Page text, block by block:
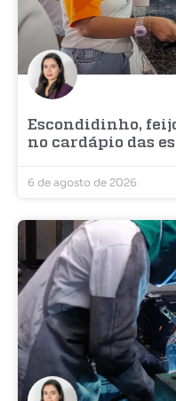
Escondidinho,
no cardápio das
6 de agosto de 2026